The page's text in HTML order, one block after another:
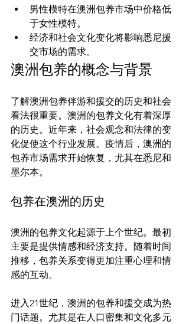
男性模特在澳洲包养市场中价格低
于女性模特。
经济和社会文化变化将影响悉尼援
交市场的需求。
澳洲包养的概念与背景
了解澳洲包养伴游和援交的历史和社会
看法很重要。澳洲的包养文化有着深厚
的历史。近年来，社会观念和法律的变
化促使这个行业发展。疫情后，澳洲的
包养市场需求开始恢复，尤其在悉尼和
包养在澳洲的历史
澳洲的包养文化起源于上个世纪。最初
主要是提供情感和经济支持。随着时间
推移，包养关系变得更加注重心理和情
感的互动。
进入21世纪，澳洲的包养和援交成为热
门话题。尤其是在人口密集和文化多元